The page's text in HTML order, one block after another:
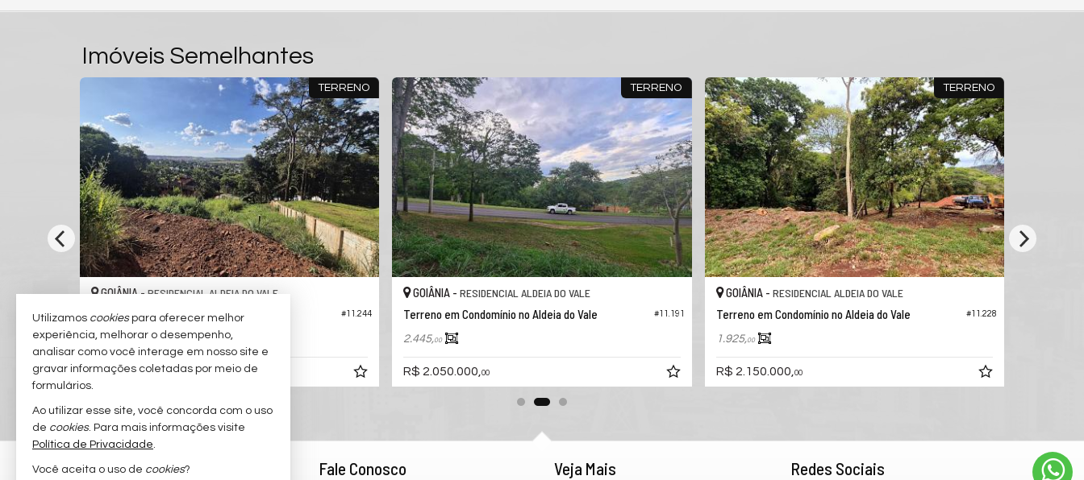
Imóveis Semelhantes
#11.233
TERRENO
#11.244
GOIÂNIA - RESIDENCIAL ALDEIA DO VALE
Terreno em Condomínio no Aldeia do Vale
3.322, 00
R$ 1.990.000,00
TERRENO
#11.191
GOIÂNIA -RESIDENCIAL ALDEIA DO VALE
Terreno em Condomínio no Aldeia do Vale
2.445,00
R$ 2.050.000,00
TERRENO
#11.228
GOIÂNIA - RESIDENCIAL ALDEIA DO VALE
Terreno em Condomínio no Aldeia do Vale
1.925,00
R$ 2.150.000, 00
Rodrigo Taquary Fale Conosco Veja Mais Redes Sociais
Utilizamos cookiespara oferecer melhor
experiência, melhorar o desempenho,
analisar como você interage em nosso site e
gravar informações coletadas por meio de
formulários.
Ao utilizar esse site, você concorda com o uso
de cookies. Para mais informações visite
Política de Privacidade.
Você aceita o uso de cookies?